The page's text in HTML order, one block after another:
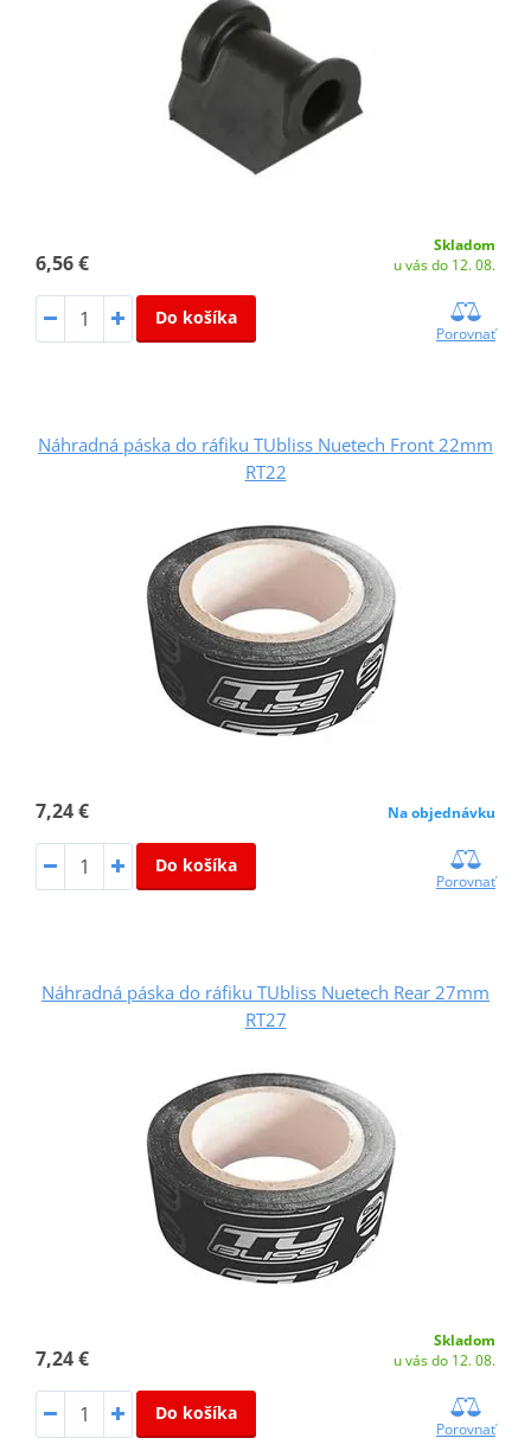
6,56 €
Skladom
u vás do 12. 08.
Do košíka
Porovnať
Náhradná páska do ráfiku TUbliss Nuetech Front 22mm
RT22
7,24 € Na objednávku
Do košíka
Porovnať
Náhradná páska do ráfiku TUbliss Nuetech Rear 27mm
RT27
7,24 €
Skladom
u vás do 12. 08.
Do košíka
Porovnať